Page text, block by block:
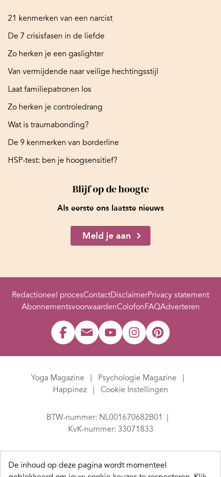
21 kenmerken van een narcist
De 7 crisisfasen in de liefde
Zo herken je een gaslighter
Van vermijdende naar veilige hechtingsstijl
Laat familiepatronen los
Zo herken je controledrang
Wat is traumabonding?
De 9 kenmerken van borderline
HSP-test: ben je hoogsensitief?
Blijf op de hoogte
Als eerste ons laatste nieuws
Meld je aan
Redactioneel procesContactDisclaimerPrivacy statement
AbonnementsvoorwaardenColofonFAQAdverteren
Yoga Magazine
Psychologie Magazine
Happinez
Cookie Instellingen
BTW-nummer: NL001670682B01
KvK-nummer: 33071833
De inhoud op deze pagina wordt momenteel